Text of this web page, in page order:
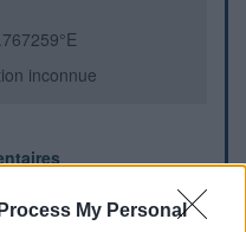
My Personal
inconnue
de parking, juste